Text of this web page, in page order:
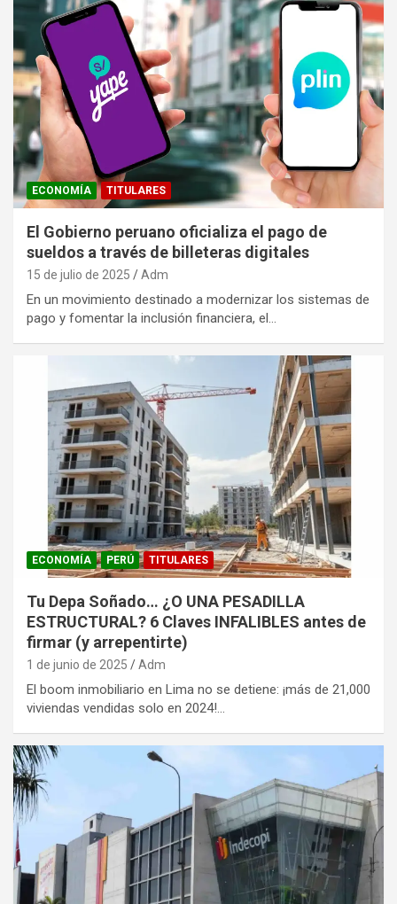
ECONOMÍA TITULARES
El Gobierno peruano oficializa el pago de
sueldos a través de billeteras digitales
15 de julio de 2025 Adm
En un movimiento destinado a modernizar los sistemas de
pago y fomentar la inclusión financiera, el…
ECONOMÍA PERÚ TITULARES
Tu Depa Soñado… ¿O UNA PESADILLA
ESTRUCTURAL? 6 Claves INFALIBLES antes de
firmar (y arrepentirte)
1 de junio de 2025 Adm
El boom inmobiliario en Lima no se detiene: ¡más de 21,000
viviendas vendidas solo en 2024!…